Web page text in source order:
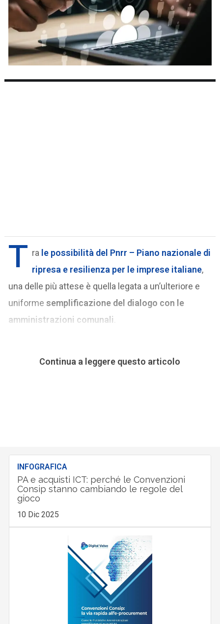
T ra le possibilità del Pnrr – Piano nazionale di
ripresa e resilienza per le imprese italiane,
una delle più attese è quella legata a un’ulteriore e
uniformesemplificazione del dialogo con le
amministrazioni comunali
Continua a leggere questo articolo
INFOGRAFICA
PA e acquisti ICT: perché le Convenzioni
Consip stanno cambiando le regole del
gioco
10 Dic 2025